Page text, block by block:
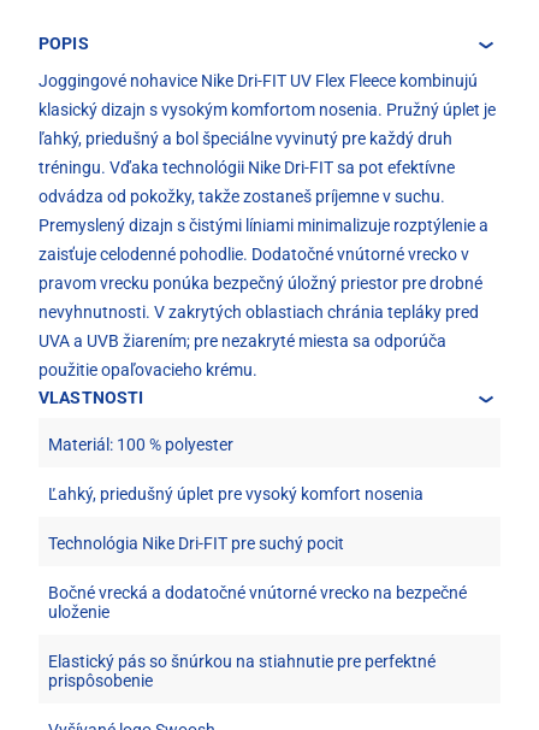
POPIS
Joggingové nohavice Nike Dri-FIT UV Flex Fleece kombinujú
klasický dizajn s vysokým komfortom nosenia. Pružný úplet je
ľahký, priedušný a bol špeciálne vyvinutý pre každý druh
tréningu. Vďaka technológii Nike Dri-FIT sa pot efektívne
odvádza od pokožky, takže zostaneš príjemne v suchu.
Premyslený dizajn s čistými líniami minimalizuje rozptýlenie a
zaisťuje celodenné pohodlie. Dodatočné vnútorné vrecko v
pravom vrecku ponúka bezpečný úložný priestor pre drobné
nevyhnutnosti. V zakrytých oblastiach chránia tepláky pred
UVA a UVB žiarením; pre nezakryté miesta sa odporúča
použitie opaľovacieho krému.
VLASTNOSTI
Materiál: 100 % polyester
Ľahký, priedušný úplet pre vysoký komfort nosenia
Technológia Nike Dri-FIT pre suchý pocit
Bočné vrecká a dodatočné vnútorné vrecko na bezpečné
uloženie
Elastický pás so šnúrkou na stiahnutie pre perfektné
prispôsobenie